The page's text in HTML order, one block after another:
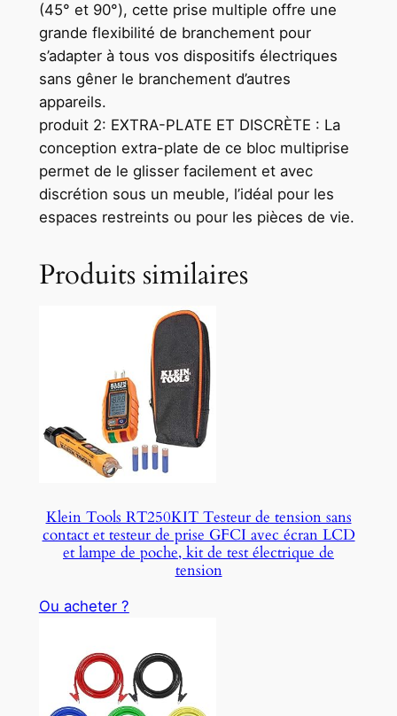
(45° et 90°), cette prise multiple offre une
grande flexibilité de branchement pour
s’adapter à tous vos dispositifs électriques
sans gêner le branchement d’autres
appareils.
produit 2: EXTRA-PLATE ET DISCRÈTE : La
conception extra-plate de ce bloc multiprise
permet de le glisser facilement et avec
discrétion sous un meuble, l’idéal pour les
espaces restreints ou pour les pièces de vie.
Produits similaires
Klein Tools RT250KIT Testeur de tension sans
contact et testeur de prise GFCI avec écran LCD
et lampe de poche, kit de test électrique de
tension
Ou acheter ?